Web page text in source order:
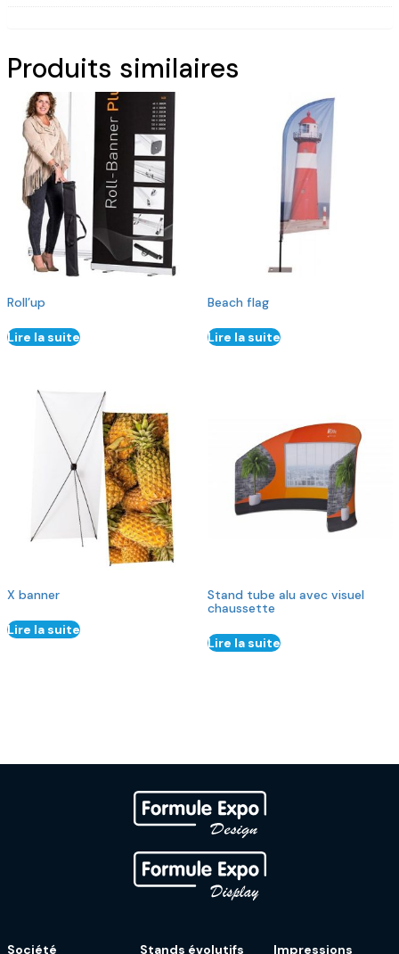
Produits similaires
Roll’up
Lire la suite
Beach flag
Lire la suite
X banner
Lire la suite
Stand tube alu avec visuel
chaussette
Lire la suite
Société Stands évolutifs Impressions